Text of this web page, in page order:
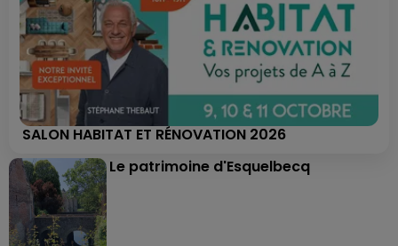
SALON HABITAT ET RÉNOVATION 2026
Le patrimoine d'Esquelbecq